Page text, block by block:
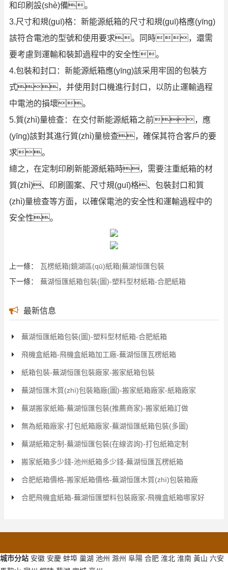
和印刷設(shè)備。
3.尺寸和規(guī)格：新能源紙箱的尺寸和規(guī)格應(yīng)
該符合電池的型號和使用要求。同時，還需
要考慮到運輸和裝卸過程中的安全性。
4.包裝和封口：新能源紙箱應(yīng)該采用牢固的包裝方
式，并使用封口機進行封口，以防止運輸過程
中電池的損壞。
5.質(zhì)量檢查：在交付新能源紙箱之前，應
(yīng)該對其進行質(zhì)量檢查，確保其符合客戶的要
求。
總之，在定制印刷新能源紙箱時，需要注重紙箱的材
質(zhì)、印刷圖案、尺寸規(guī)格、包裝封口和質
(zhì)量檢查等方面，以確保電池的安全性和運輸過程中的
安全性。
上一條：
瓦楞紙箱|鏡湖區(qū)紙箱|蕪湖恒匯包裝
下一條：
蕪湖恒匯紙箱包裝(圖)-塑料型材紙箱-合肥紙箱
最新信息
蕪湖恒匯紙箱包裝(圖)-塑料型材紙箱-合肥紙箱
飛機盒紙箱-飛機盒紙箱加工廠-蕪湖恒匯瓦楞紙箱
紙箱包裝-蕪湖恒匯包裝廠家-搬家紙箱包裝
蕪湖恒匯木質(zhì)包裝箱廠(圖)-搬家紙箱廠家-紙箱廠家
蕪湖搬家紙箱-蕪湖恒匯包裝(推薦商家)-搬家紙箱訂做
無為紙箱廠家-打包紙箱廠家-蕪湖恒匯紙箱包裝(多圖)
蕪湖紙箱定制-蕪湖恒匯包裝(在線咨詢)-打包紙箱定制
搬家紙箱多少錢-池州紙箱多少錢-蕪湖恒匯瓦楞紙箱
合肥紙箱價格-搬家紙箱價格-蕪湖恒匯木質(zhì)包裝箱廠
合肥飛機盒紙箱-蕪湖恒匯塑料包裝廠家-飛機盒紙箱哪家好
城市分站 安徽 安慶 蚌埠 巢湖 池州 滁州 阜陽 合肥 淮北 淮南 黃山 六安